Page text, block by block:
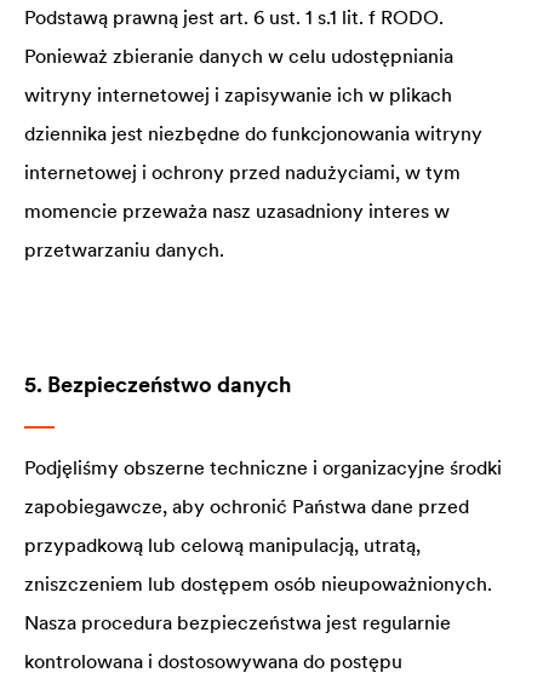
Podstawą prawną jest art. 6 ust. 1 s.1 lit. f RODO.
Ponieważ zbieranie danych w celu udostępniania
witryny internetowej i zapisywanie ich w plikach
dziennika jest niezbędne do funkcjonowania witryny
internetowej i ochrony przed nadużyciami, w tym
momencie przeważa nasz uzasadniony interes w
przetwarzaniu danych.
5. Bezpieczeństwo danych
Podjęliśmy obszerne techniczne i organizacyjne środki
zapobiegawcze, aby ochronić Państwa dane przed
przypadkową lub celową manipulacją, utratą,
zniszczeniem lub dostępem osób nieupoważnionych.
Nasza procedura bezpieczeństwa jest regularnie
kontrolowana i dostosowywana do postępu